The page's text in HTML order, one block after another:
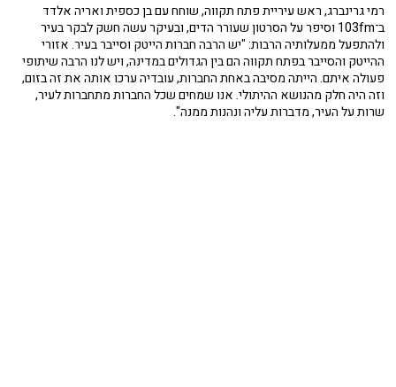
רמי גרינברג, ראש עיריית פתח תקווה, שוחח עם בן כספית ואריה אלדד
ב־103fm וסיפר על הסרטון שעורר הדים, ובעיקר עשה חשק לבקר בעיר
ולהתפעל ממעלותיה הרבות: "יש הרבה חברות הייטק וסייבר בעיר. אזורי
ההייטק והסייבר בפתח תקווה הם בין הגדולים במדינה, ויש לנו הרבה שיתופי
פעולה איתם. הייתה מסיבה באחת החברות, עובדיה ערכו אותה את זה בזום,
וזה היה חלק מהנושא ההיתולי. אנו שמחים שכל החברות מתחברות לעיר,
שרות על העיר, מדברות עליה ונהנות ממנה".